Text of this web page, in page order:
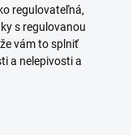
regulovateľná,
s regulovanou
vám to splniť
a nelepivosti a